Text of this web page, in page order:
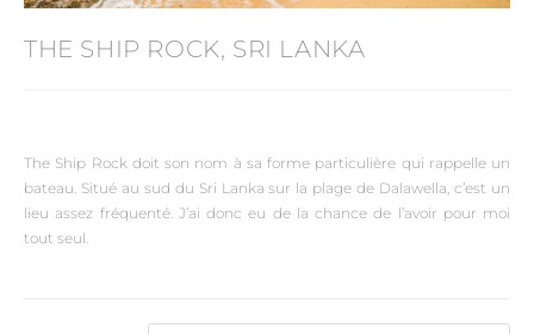
THE SHIP ROCK, SRI LANKA
The Ship Rock doit son nom à sa forme particulière qui rappelle un
bateau. Situé au sud du Sri Lanka sur la plage de Dalawella, c’est un
lieu assez fréquenté. J’ai donc eu de la chance de l’avoir pour moi
tout seul.